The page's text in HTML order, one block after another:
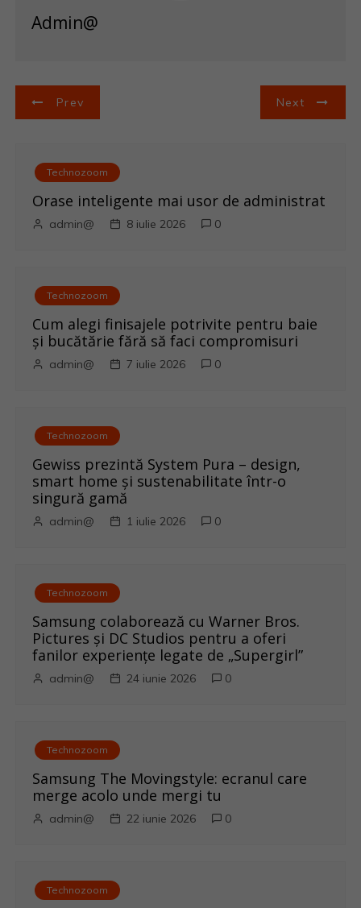
Admin@
N
Prev Next
Technozoom
Orase inteligente mai usor de administrat
admin@ 8 iulie 2026 0
Technozoom
Cum alegi finisajele potrivite pentru baie
și bucătărie fără să faci compromisuri
admin@ 7 iulie 2026 0
Technozoom
Gewiss prezintă System Pura – design,
smart home și sustenabilitate într-o
singură gamă
admin@ 1 iulie 2026 0
Technozoom
Samsung colaborează cu Warner Bros.
Pictures și DC Studios pentru a oferi
fanilor experiențe legate de „Supergirl”
admin@ 24 iunie 2026 0
Technozoom
Samsung The Movingstyle: ecranul care
merge acolo unde mergi tu
admin@ 22 iunie 2026 0
Technozoom